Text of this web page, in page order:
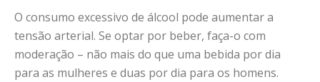
O consumo excessivo de álcool pode aumentar a
tensão arterial. Se optar por beber, faça-o com
moderação – não mais do que uma bebida por dia
para as mulheres e duas por dia para os homens.